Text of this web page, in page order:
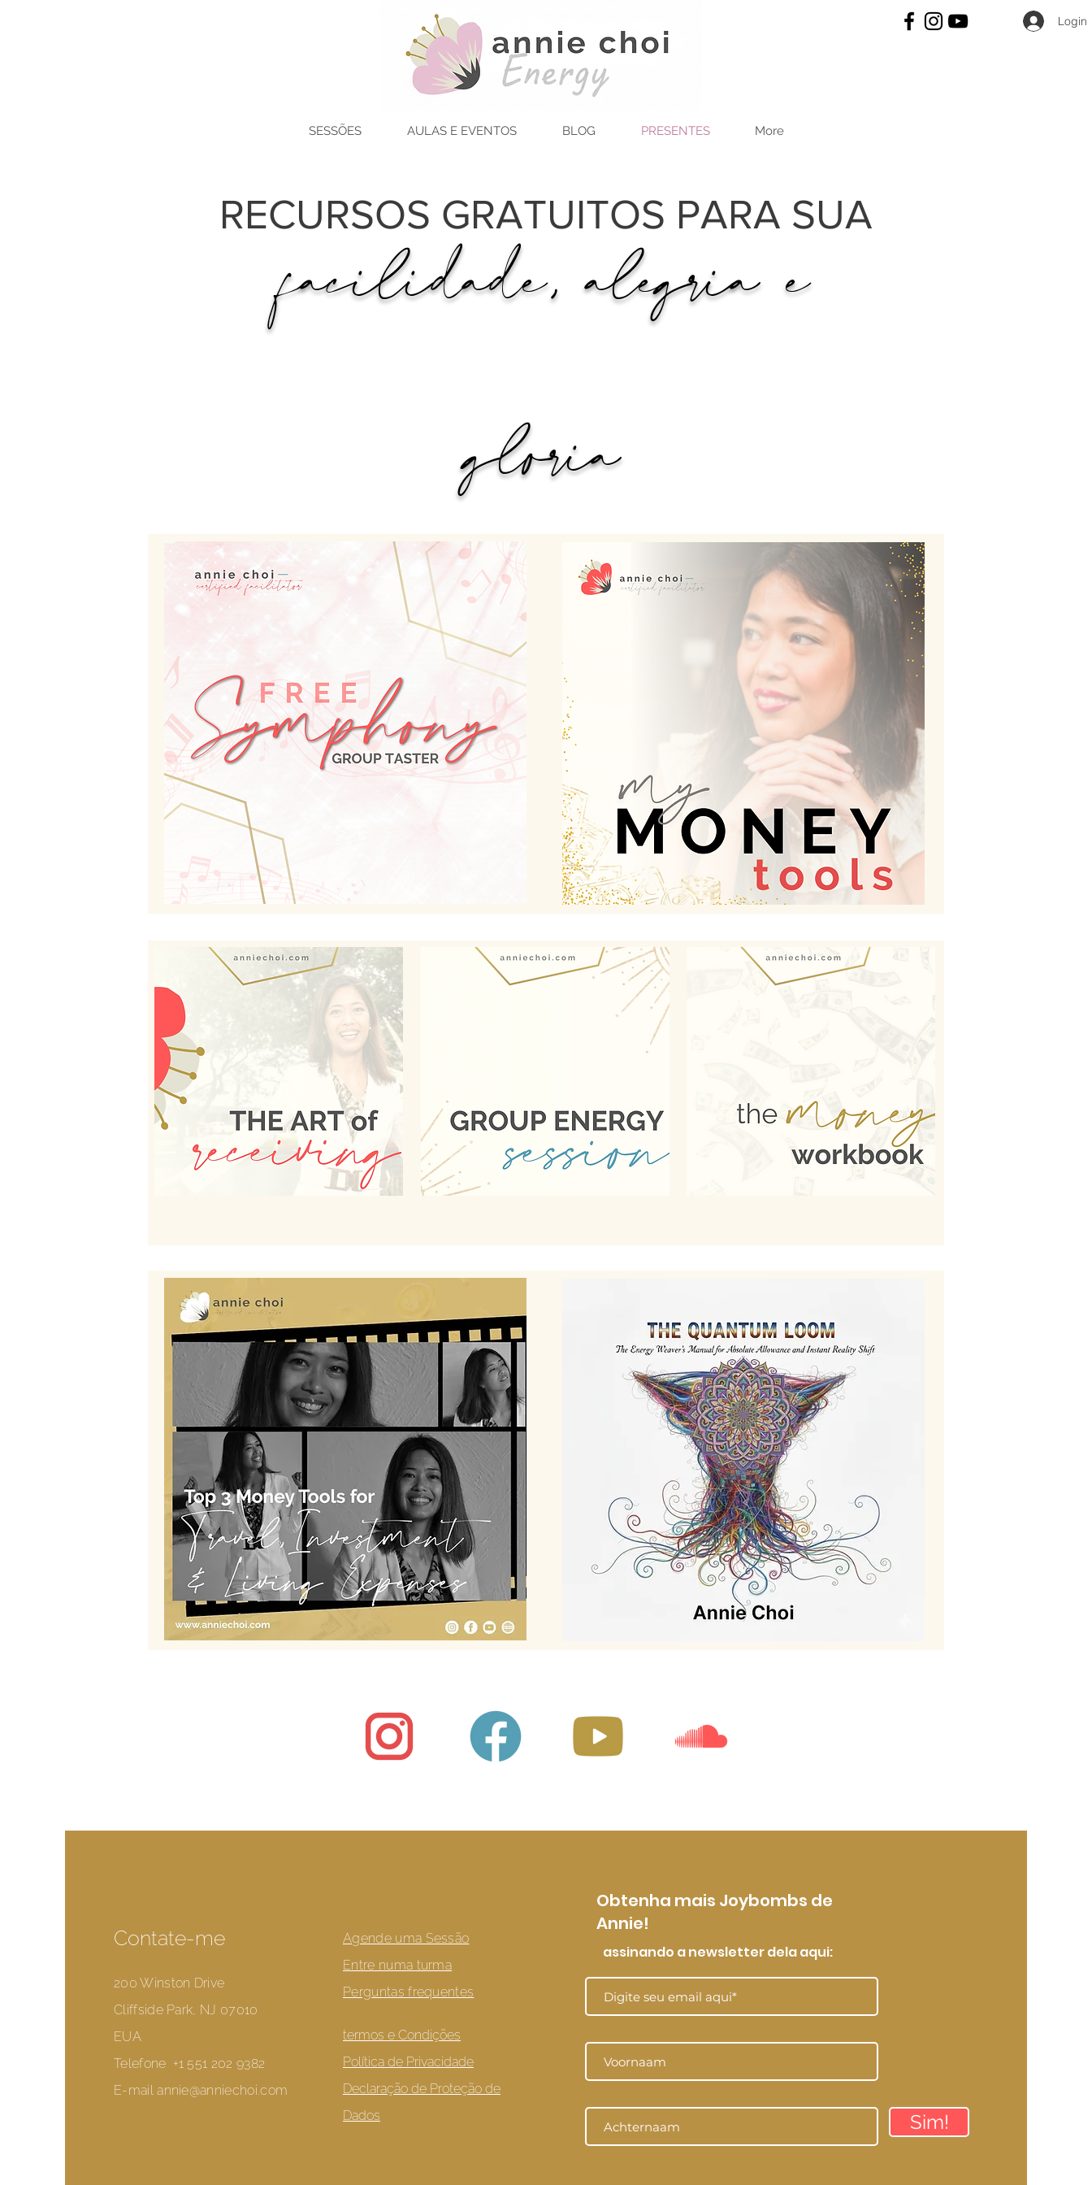
Login
SESSÕES AULAS E EVENTOS BLOG PRESENTES More
RECURSOS GRATUITOS PARA SUA
facilidade, alegria e
glória
Contate-me
200 Winston Drive
Cliffside Park, NJ 07010
EUA
Telefone +1 551 202 9382
E-mailannie@anniechoi.com
Agende uma Sessão
Entre numa turma
Perguntas frequentes
termos e Condições
Política de Privacidade
Declaração de Proteção de
Dados
Obtenha mais Joybombs de
Annie!
assinando a newsletter dela aqui:
Sim!